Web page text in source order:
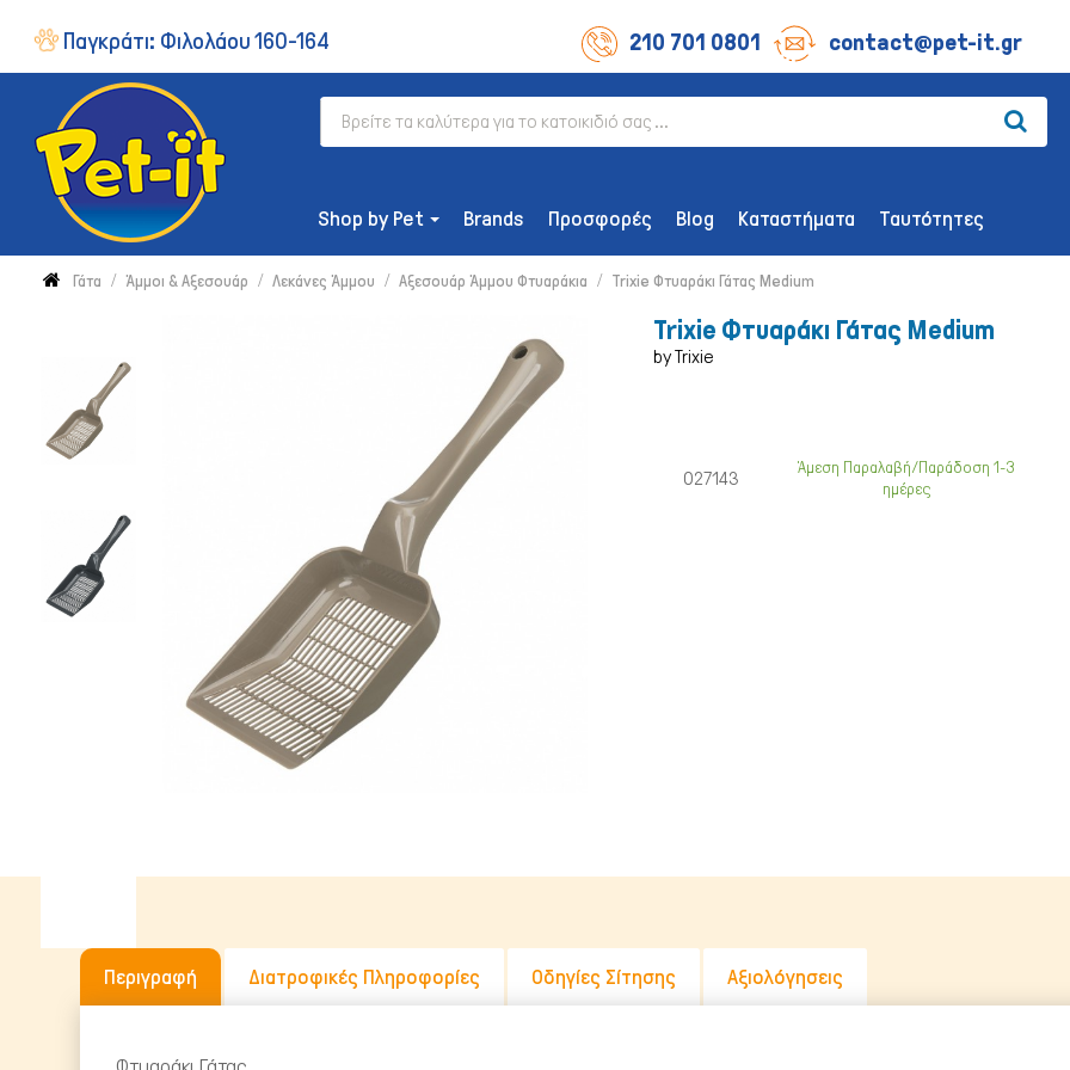
Παγκράτι: Φιλολάου 160-164 210 701 0801 contact@pet-it.gr
Shop by Pet
Ξηρή Τροφή
Συμπληρώματα & Βιταμίνες
Υγρή Τροφή
Ωμή Τροφή Σκύλου
Οδοντικής Υγιεινής Παιχνίδια
Brands Προσφορές Blog Καταστήματα Ταυτότητες
Γάτα Άμμοι & Αξεσουάρ Λεκάνες Άμμου Αξεσουάρ Άμμου Φτυαράκια Trixie Φτυαράκι Γάτας Medium
Trixie Φτυαράκι Γάτας Medium
by Trixie
027143
Άμεση Παραλαβή/Παράδοση 1-3
ημέρες
Περιγραφή Διατροφικές Πληροφορίες Οδηγίες Σίτησης Αξιολόγησεις